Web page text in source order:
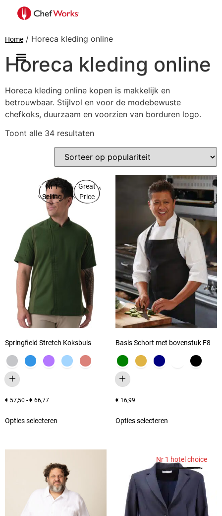
Home / Horeca kleding online
Horeca kleding online
Horeca kleding online kopen is makkelijk en
betrouwbaar. Stijlvol en voor de modebewuste
chefkoks, duurzaam en voorzien van borduren logo.
Toont alle 34 resultaten
Nr 1
Selling
Great
Price
Springfield Stretch Koksbuis
€ 57,50 - € 66,77
Opties selecteren
Basis Schort met bovenstuk F8
€16,99
Opties selecteren
Nr 1 hotel choice